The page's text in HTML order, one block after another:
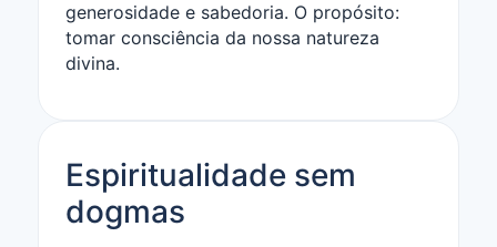
generosidade e sabedoria. O propósito:
tomar consciência da nossa natureza
divina.
Espiritualidade sem
dogmas